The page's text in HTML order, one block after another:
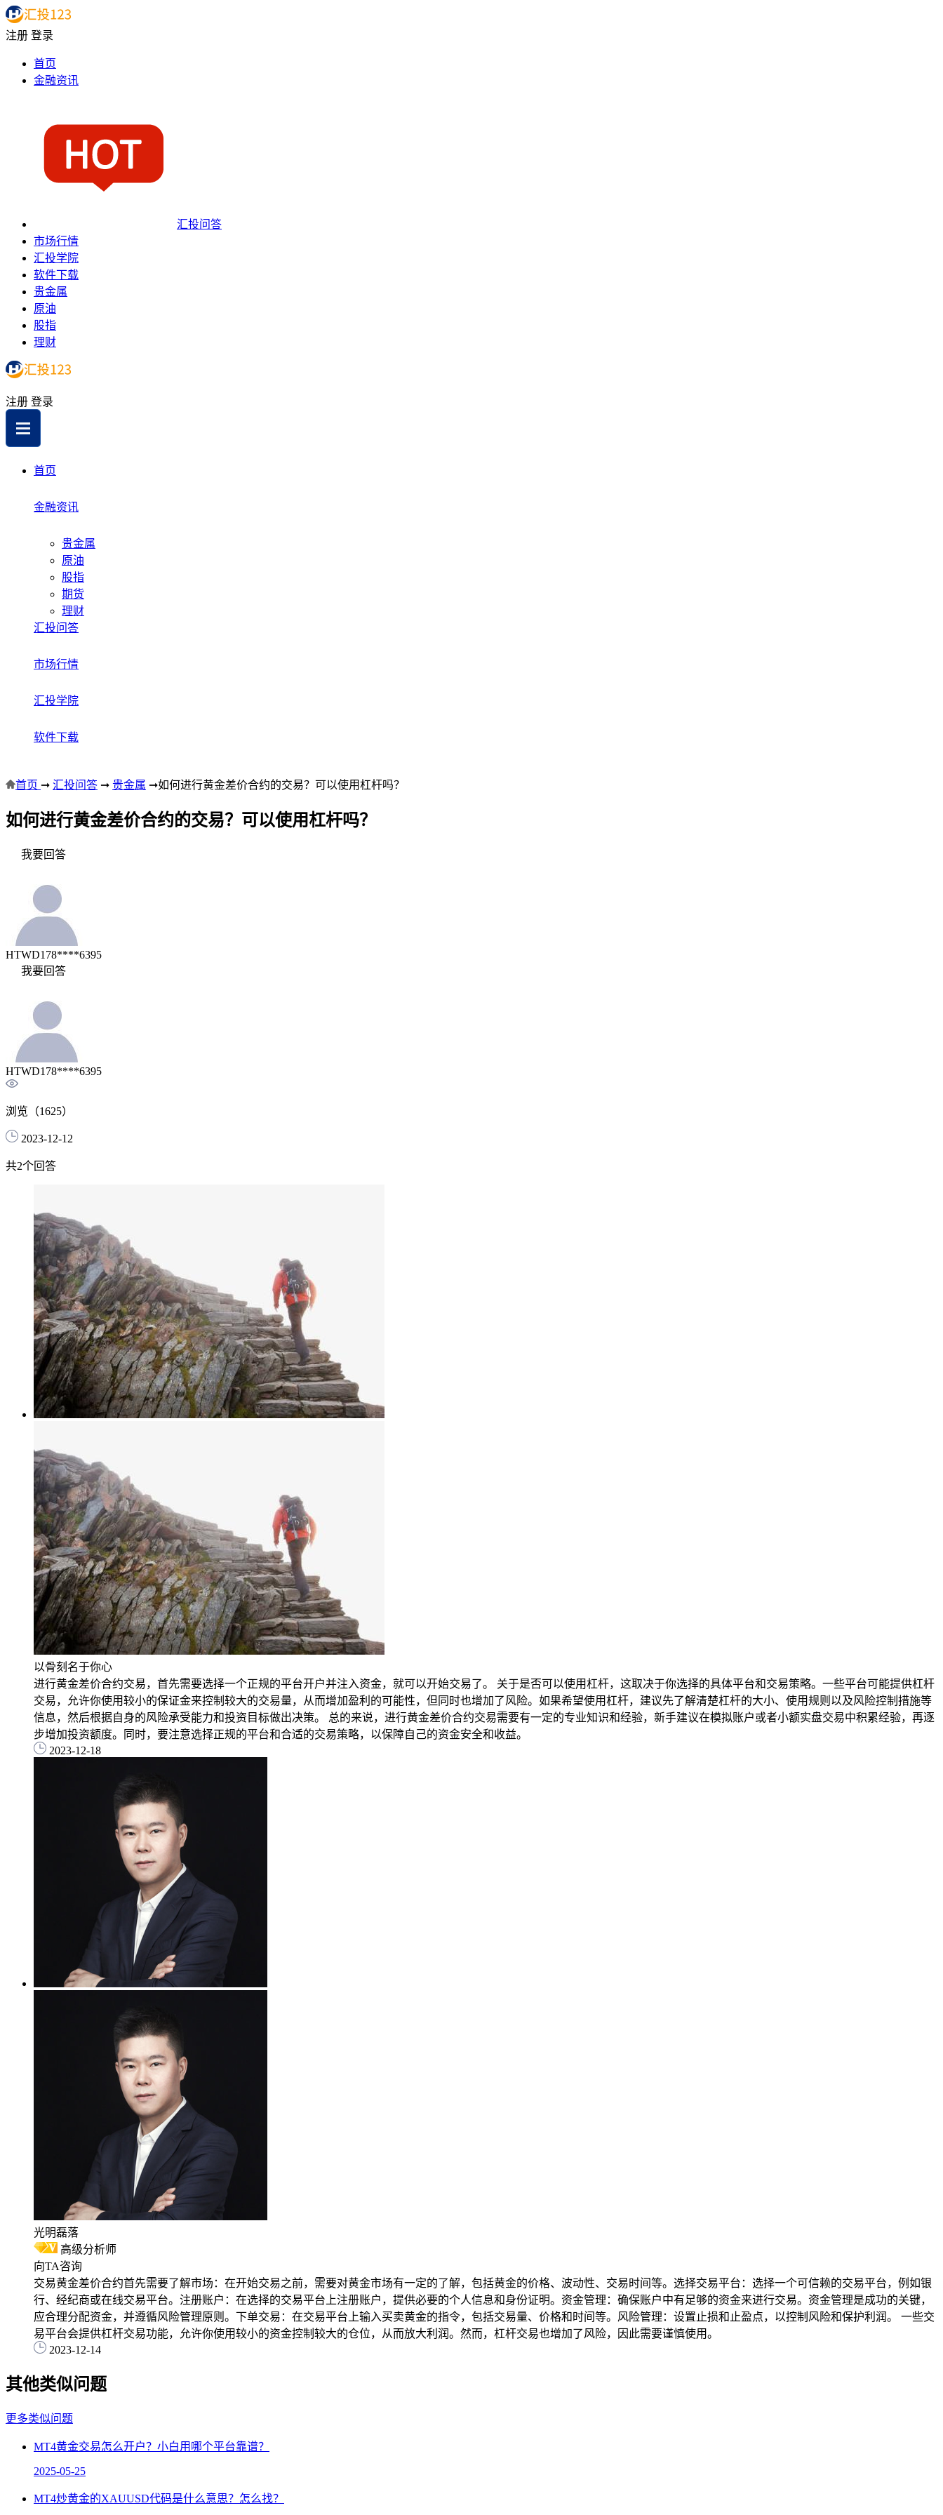
注册 登录
首页
金融资讯
汇投问答
市场行情
汇投学院
软件下载
贵金属
原油
股指
理财
注册 登录
首页
金融资讯
贵金属
原油
股指
期货
理财
汇投问答
市场行情
汇投学院
软件下载
首页 ➞ 汇投问答 ➞ 贵金属 ➞如何进行黄金差价合约的交易？可以使用杠杆吗？
如何进行黄金差价合约的交易？可以使用杠杆吗？
我要回答
HTWD178****6395
我要回答
HTWD178****6395
浏览（1625）
2023-12-12
共2个回答
以骨刻名于你心
进行黄金差价合约交易，首先需要选择一个正规的平台开户并注入资金，就可以开始交易了。 关于是否可以使用杠杆，这取决于你选择的具体平台和交易策略。一些平台可能提供杠杆
交易，允许你使用较小的保证金来控制较大的交易量，从而增加盈利的可能性，但同时也增加了风险。如果希望使用杠杆，建议先了解清楚杠杆的大小、使用规则以及风险控制措施等
信息，然后根据自身的风险承受能力和投资目标做出决策。 总的来说，进行黄金差价合约交易需要有一定的专业知识和经验，新手建议在模拟账户或者小额实盘交易中积累经验，再逐
步增加投资额度。同时，要注意选择正规的平台和合适的交易策略，以保障自己的资金安全和收益。
2023-12-18
光明磊落
高级分析师
向TA咨询
交易黄金差价合约首先需要了解市场：在开始交易之前，需要对黄金市场有一定的了解，包括黄金的价格、波动性、交易时间等。选择交易平台：选择一个可信赖的交易平台，例如银
行、经纪商或在线交易平台。注册账户：在选择的交易平台上注册账户，提供必要的个人信息和身份证明。资金管理：确保账户中有足够的资金来进行交易。资金管理是成功的关键，
应合理分配资金，并遵循风险管理原则。下单交易：在交易平台上输入买卖黄金的指令，包括交易量、价格和时间等。风险管理：设置止损和止盈点，以控制风险和保护利润。 一些交
易平台会提供杠杆交易功能，允许你使用较小的资金控制较大的仓位，从而放大利润。然而，杠杆交易也增加了风险，因此需要谨慎使用。
2023-12-14
其他类似问题
更多类似问题
MT4黄金交易怎么开户？小白用哪个平台靠谱？
2025-05-25
MT4炒黄金的XAUUSD代码是什么意思？怎么找？